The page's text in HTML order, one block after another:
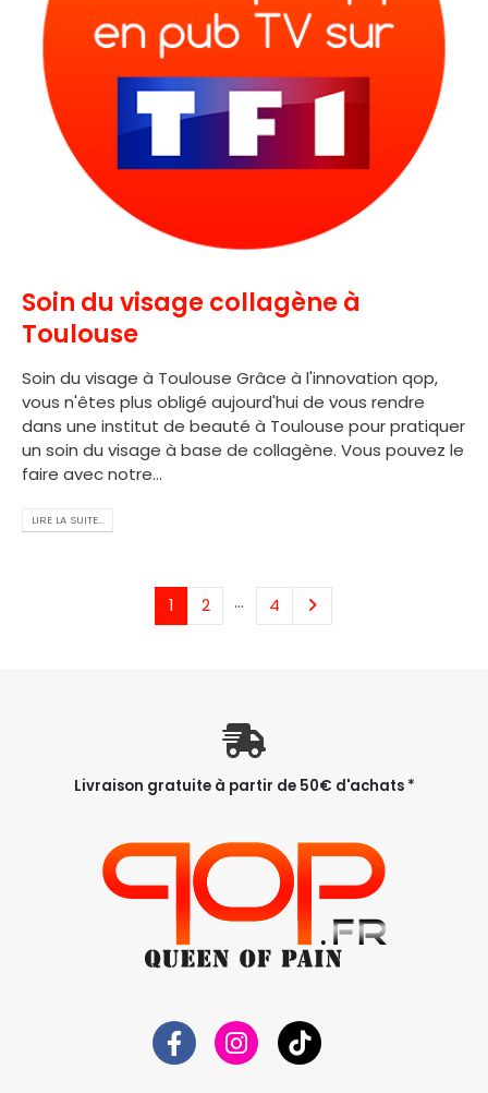
Soin du visage collagène à
Toulouse
Soin du visage à Toulouse Grâce à l'innovation qop,
vous n'êtes plus obligé aujourd'hui de vous rendre
dans une institut de beauté à Toulouse pour pratiquer
un soin du visage à base de collagène. Vous pouvez le
faire avec notre...
LIRE LA SUITE...
1 2 … 4
Livraison gratuite à partir de 50€ d'achats *